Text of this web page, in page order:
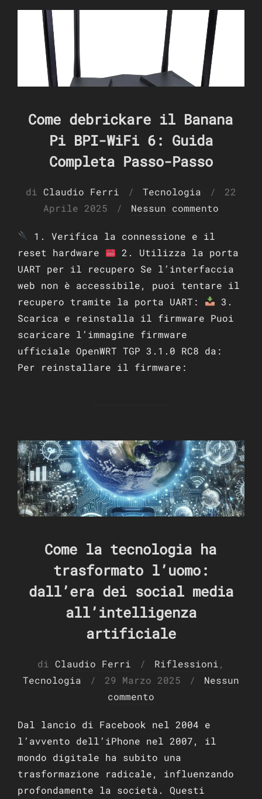
Come debrickare il Banana
Pi BPI-WiFi 6: Guida
Completa Passo-Passo
di Claudio Ferri Tecnologia
22
Aprile 2025
Nessun commento
1. Verifica la connessione e il
reset hardware
2. Utilizza la porta
UART per il recupero Se l’interfaccia
web non è accessibile, puoi tentare il
recupero tramite la porta UART:​
3.
Scarica e reinstalla il firmware Puoi
scaricare l’immagine firmware
ufficiale OpenWRT TGP 3.1.0 RC8 da:​
Per reinstallare il firmware:​
Come la tecnologia ha
trasformato l’uomo:
dall’era dei social media
all’intelligenza
artificiale
di Claudio Ferri Riflessioni,
Tecnologia
Pubblicato
il
29 Marzo 2025
Nessun
commento
Dal lancio di Facebook nel 2004 e
l’avvento dell’iPhone nel 2007, il
mondo digitale ha subito una
trasformazione radicale, influenzando
profondamente la società. Questi